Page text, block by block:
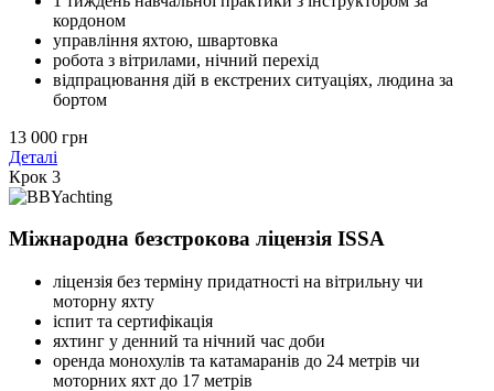
кордоном
управління яхтою, швартовка
робота з вітрилами, нічний перехід
відпрацювання дій в екстрених ситуаціях, людина за
бортом
13 000 грн
Деталі
Крок 3
Міжнародна безстрокова ліцензія ISSA
ліцензія без терміну придатності на вітрильну чи
моторну яхту
іспит та сертифікація
яхтинг у денний та нічний час доби
оренда монохулів та катамаранів до 24 метрів чи
моторних яхт до 17 метрів